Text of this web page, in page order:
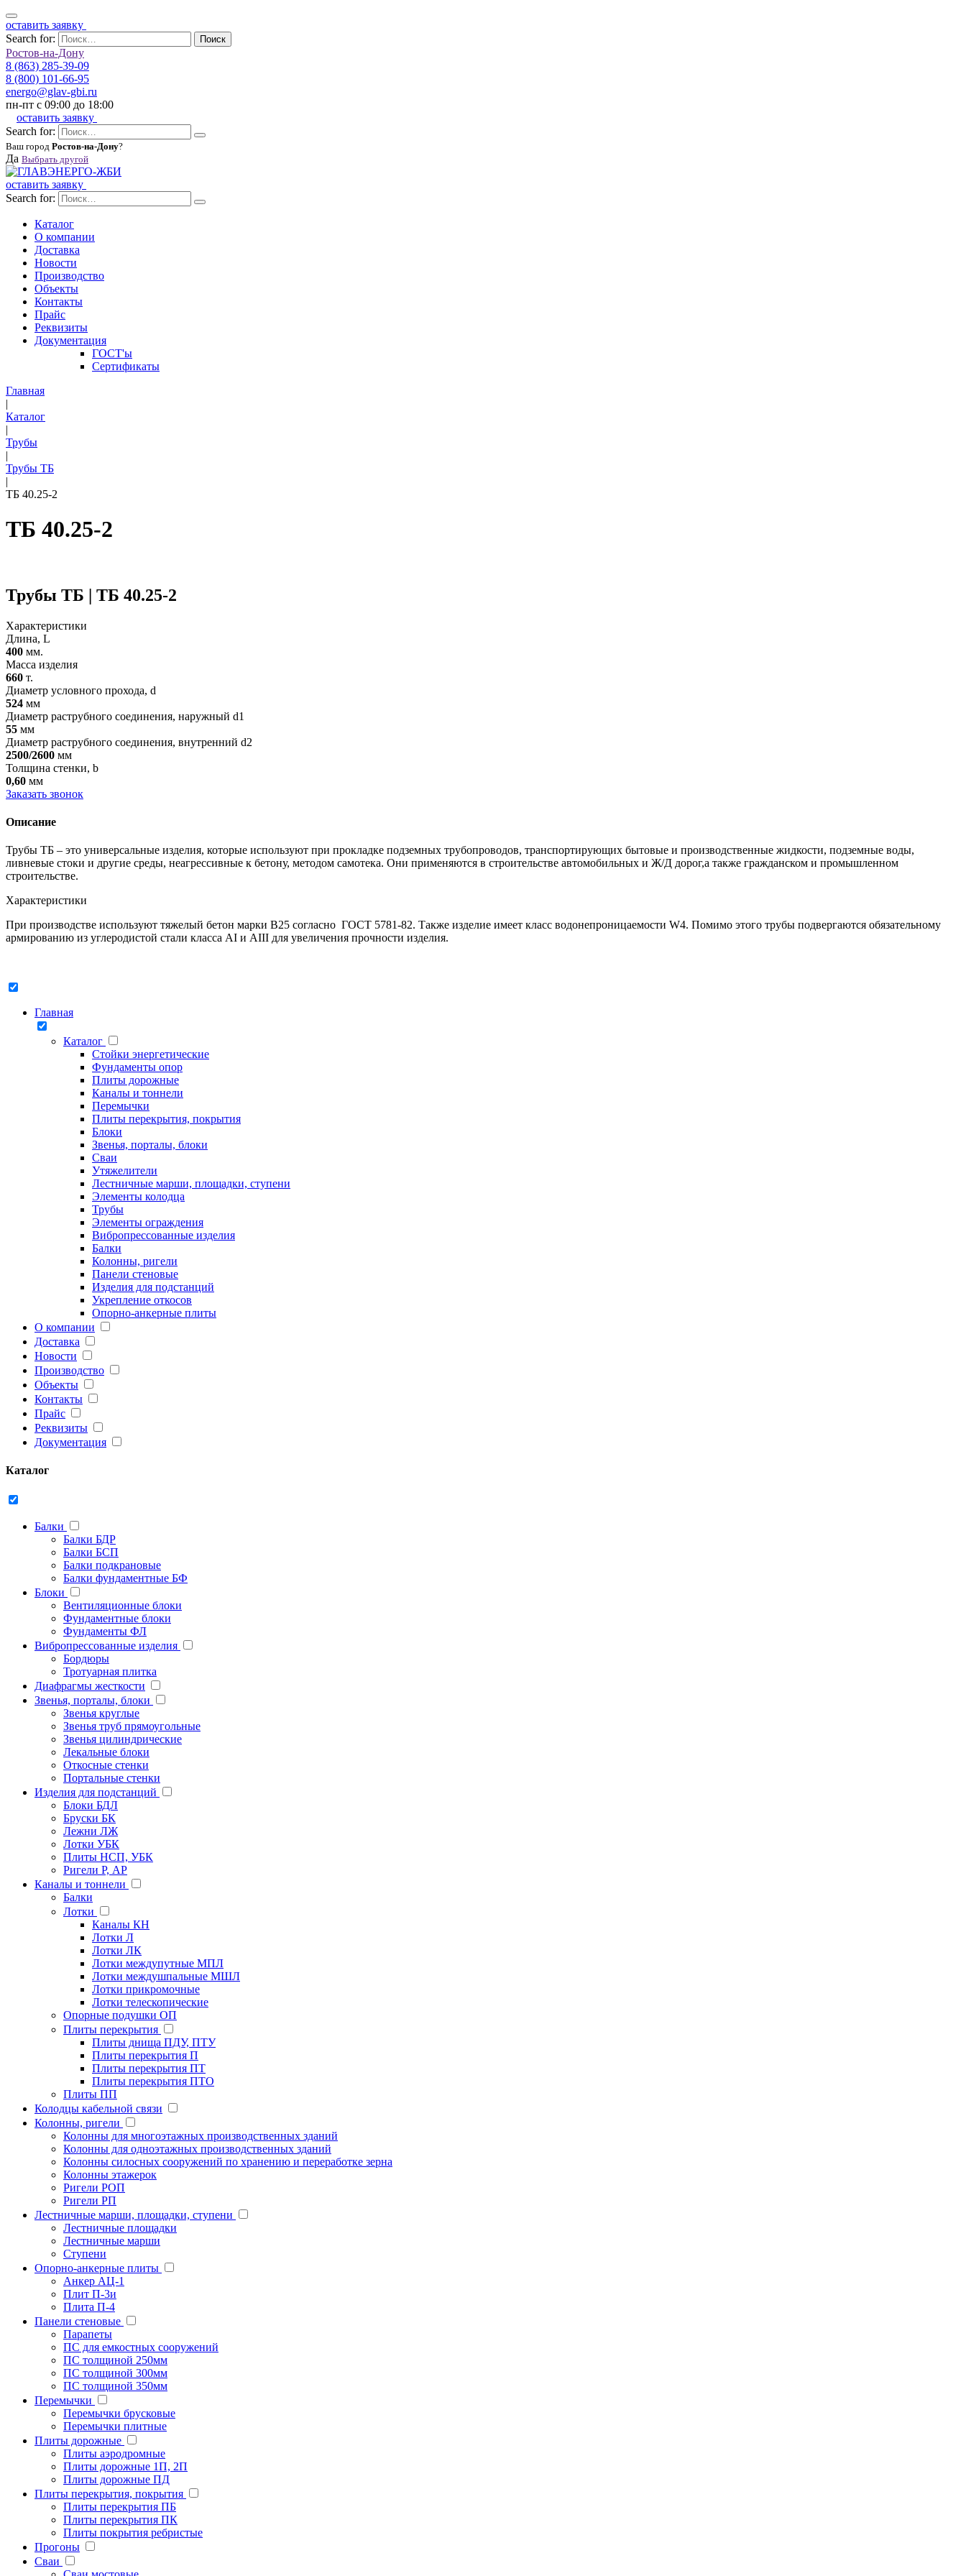
оставить заявку
Search for:
Поиск
Ростов-на-Дону
8 (863) 285-39-09
8 (800) 101-66-95
energo@glav-gbi.ru
пн-пт с 09:00 до 18:00
оставить заявку
Search for:
Ваш город Ростов-на-Дону?
Да Выбрать другой
оставить заявку
Search for:
Каталог
О компании
Доставка
Новости
Производство
Объекты
Контакты
Прайс
Реквизиты
Документация
ГОСТ'ы
Сертификаты
Главная
|
Каталог
|
Трубы
|
Трубы ТБ
|
ТБ 40.25-2
ТБ 40.25-2
Трубы ТБ | ТБ 40.25-2
Характеристики
Длина, L
400 мм.
Масса изделия
660 т.
Диаметр условного прохода, d
524 мм
Диаметр раструбного соединения, наружный d1
55 мм
Диаметр раструбного соединения, внутренний d2
2500/2600 мм
Толщина стенки, b
0,60 мм
Заказать звонок
Описание
Трубы ТБ – это универсальные изделия, которые используют при прокладке подземных трубопроводов, транспортирующих бытовые и производственные жидкости, подземные воды,
ливневые стоки и другие среды, неагрессивные к бетону, методом самотека. Они применяются в строительстве автомобильных и Ж/Д дорог,а также гражданском и промышленном
строительстве.
Характеристики
При производстве используют тяжелый бетон марки В25 согласно ГОСТ 5781-82. Также изделие имеет класс водонепроницаемости W4. Помимо этого трубы подвергаются обязательному
армированию из углеродистой стали класса АI и АIII для увеличения прочности изделия.
Главная
Каталог
Стойки энергетические
Фундаменты опор
Плиты дорожные
Каналы и тоннели
Перемычки
Плиты перекрытия, покрытия
Блоки
Звенья, порталы, блоки
Сваи
Утяжелители
Лестничные марши, площадки, ступени
Элементы колодца
Трубы
Элементы ограждения
Вибропрессованные изделия
Балки
Колонны, ригели
Панели стеновые
Изделия для подстанций
Укрепление откосов
Опорно-анкерные плиты
О компании
Доставка
Новости
Производство
Объекты
Контакты
Прайс
Реквизиты
Документация
Каталог
Балки
Балки БДР
Балки БСП
Балки подкрановые
Балки фундаментные БФ
Блоки
Вентиляционные блоки
Фундаментные блоки
Фундаменты ФЛ
Вибропрессованные изделия
Бордюры
Тротуарная плитка
Диафрагмы жесткости
Звенья, порталы, блоки
Звенья круглые
Звенья труб прямоугольные
Звенья цилиндрические
Лекальные блоки
Откосные стенки
Портальные стенки
Изделия для подстанций
Блоки БДЛ
Бруски БК
Лежни ЛЖ
Лотки УБК
Плиты НСП, УБК
Ригели Р, АР
Каналы и тоннели
Балки
Лотки
Каналы КН
Лотки Л
Лотки ЛК
Лотки междупутные МПЛ
Лотки междушпальные МШЛ
Лотки прикромочные
Лотки телескопические
Опорные подушки ОП
Плиты перекрытия
Плиты днища ПДУ, ПТУ
Плиты перекрытия П
Плиты перекрытия ПТ
Плиты перекрытия ПТО
Плиты ПП
Колодцы кабельной связи
Колонны, ригели
Колонны для многоэтажных производственных зданий
Колонны для одноэтажных производственных зданий
Колонны силосных сооружений по хранению и переработке зерна
Колонны этажерок
Ригели РОП
Ригели РП
Лестничные марши, площадки, ступени
Лестничные площадки
Лестничные марши
Ступени
Опорно-анкерные плиты
Анкер АЦ-1
Плит П-3и
Плита П-4
Панели стеновые
Парапеты
ПС для емкостных сооружений
ПС толщиной 250мм
ПС толщиной 300мм
ПС толщиной 350мм
Перемычки
Перемычки брусковые
Перемычки плитные
Плиты дорожные
Плиты аэродромные
Плиты дорожные 1П, 2П
Плиты дорожные ПД
Плиты перекрытия, покрытия
Плиты перекрытия ПБ
Плиты перекрытия ПК
Плиты покрытия ребристые
Прогоны
Сваи